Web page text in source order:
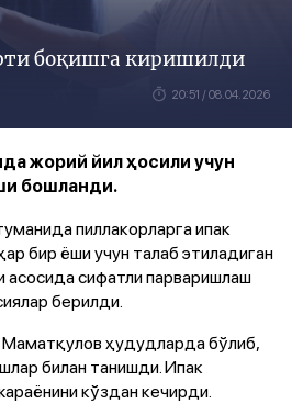
боқишга киришилди
20:51 / 08.04.2026
жорий йил ҳосили учун
бошланди.
пиллакорларга ипак
бир ёши учун талаб этиладиган
асосида сифатли парваришлаш
берилди.
ҳудудларда бўлиб,
билан танишди. Ипак
кўздан кечирди.